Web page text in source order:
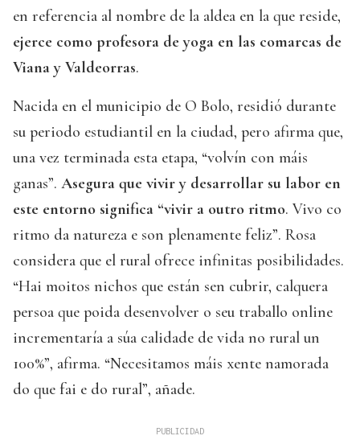
en referencia al nombre de la aldea en la que reside,
ejerce como profesora de yoga en las comarcas de
Viana y Valdeorras.
Nacida en el municipio de O Bolo, residió durante
su periodo estudiantil en la ciudad, pero afirma que,
una vez terminada esta etapa, “volvín con máis
ganas”. Asegura que vivir y desarrollar su labor en
este entorno significa “vivir a outro ritmo. Vivo co
ritmo da natureza e son plenamente feliz”. Rosa
considera que el rural ofrece infinitas posibilidades.
“Hai moitos nichos que están sen cubrir, calquera
persoa que poida desenvolver o seu traballo online
incrementaría a súa calidade de vida no rural un
100%”, afirma. “Necesitamos máis xente namorada
do que fai e do rural”, añade.